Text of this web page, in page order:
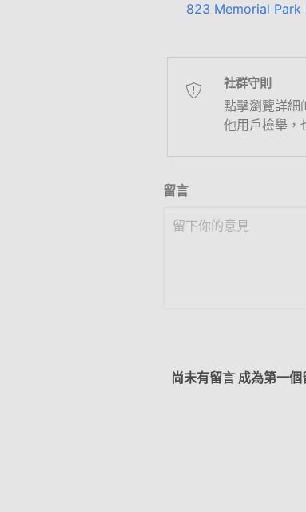
823 Memorial
社群守則
點擊瀏覽詳細
他用戶檢舉，
留言
尚未有留言 成為第一個